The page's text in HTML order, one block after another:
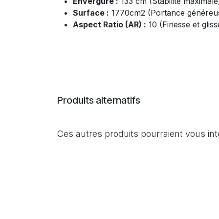
Surface : 1770cm2 (Portance
Aspect Ratio (AR) : 10 (Finesse et
Produits alternatifs
Ces autres produits pourraient vous